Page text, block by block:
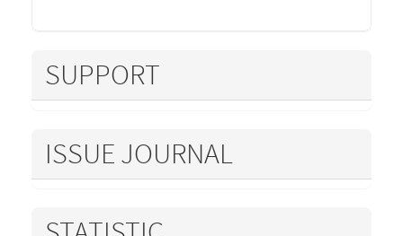
SUPPORT
ISSUE JOURNAL